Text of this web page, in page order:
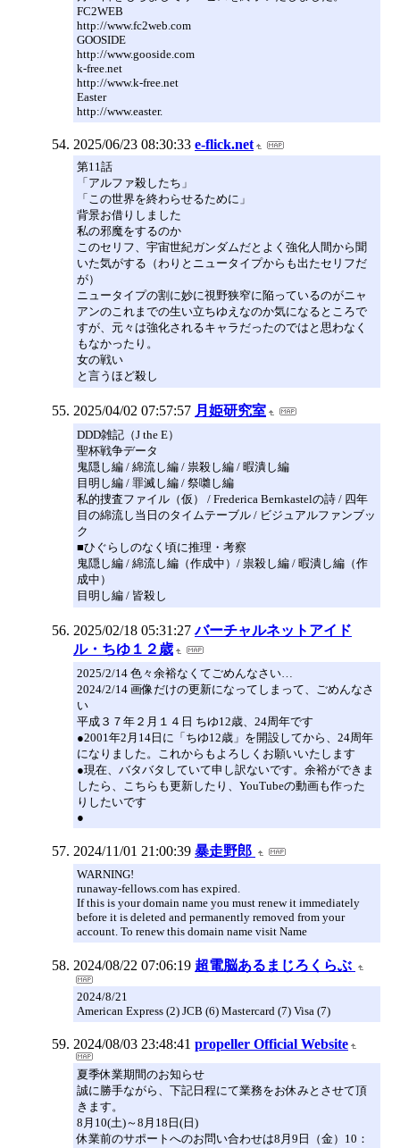
FC2WEB
http://www.fc2web.com
GOOSIDE
http://www.gooside.com
k-free.net
http://www.k-free.net
Easter
http://www.easter.
2025/06/23 08:30:33 e-flick.net
第11話
「アルファ殺したち」
「この世界を終わらせるために」
背景お借りしました
私の邪魔をするのか
このセリフ、宇宙世紀ガンダムだとよく強化人間から聞
いた気がする（わりとニュータイプからも出たセリフだ
が）
ニュータイプの割に妙に視野狭窄に陥っているのがニャ
アンのこれまでの生い立ちゆえなのか気になるところで
すが、元々は強化されるキャラだったのではと思わなく
もなかったり。
女の戦い
と言うほど殺し
2025/04/02 07:57:57 月姫研究室
DDD雑記（J the E）
聖杯戦争データ
鬼隠し編 / 綿流し編 / 祟殺し編 / 暇潰し編
目明し編 / 罪滅し編 / 祭囃し編
私的捜査ファイル（仮） / Frederica Bernkastelの詩 / 四年
目の綿流し当日のタイムテーブル / ビジュアルファンブッ
ク
■ひぐらしのなく頃に推理・考察
鬼隠し編 / 綿流し編（作成中）/ 祟殺し編 / 暇潰し編（作
成中）
目明し編 / 皆殺し
2025/02/18 05:31:27 バーチャルネットアイド
ル・ちゆ１２歳
2025/2/14 色々余裕なくてごめんなさい…
2024/2/14 画像だけの更新になってしまって、ごめんなさ
い
平成３７年２月１４日 ちゆ12歳、24周年です
●2001年2月14日に「ちゆ12歳」を開設してから、24周年
になりました。これからもよろしくお願いいたします
●現在、バタバタしていて申し訳ないです。余裕ができま
したら、こちらも更新したり、YouTubeの動画も作った
りしたいです
●
2024/11/01 21:00:39 暴走野郎
WARNING!
runaway-fellows.com has expired.
If this is your domain name you must renew it immediately
before it is deleted and permanently removed from your
account. To renew this domain name visit Name
2024/08/22 07:06:19 超電脳あるまじろくらぶ
2024/8/21
American Express (2) JCB (6) Mastercard (7) Visa (7)
2024/08/03 23:48:41 propeller Official Website
夏季休業期間のお知らせ
誠に勝手ながら、下記日程にて業務をお休みとさせて頂
きます。
8月10(土)～8月18日(日)
休業前のサポートへのお問い合わせは8月9日（金）10：